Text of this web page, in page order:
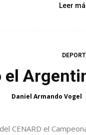
Leer
el
Daniel Armando Vogel -
CENARD el